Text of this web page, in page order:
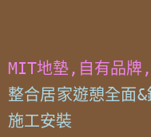
MIT地墊,自有品牌
整合居家遊憩全面
施工安裝